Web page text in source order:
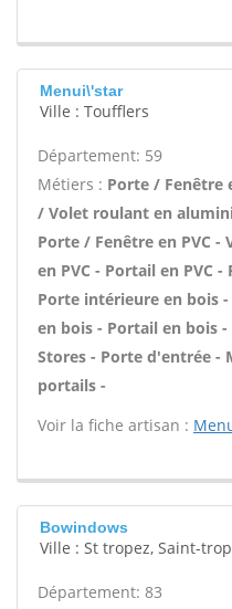
Menui\'star
Ville : Toufflers
Département: 59
Métiers : Porte / Fenêtre
/ Volet roulant en
Porte / Fenêtre en PVC
en PVC - Portail en PVC
Porte intérieure en bois
en bois - Portail en bois
Stores - Porte d'entrée -
portails -
Voir la fiche artisan :
Bowindows
Ville : St tropez, Saint-
Département: 83